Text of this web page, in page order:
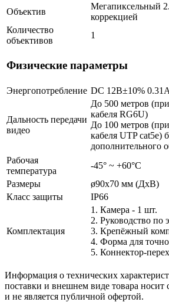
Объектив
Мегапиксельный
коррекцией
Количество
объективов
1
Физические параметры
Энергопотребление DC 12В±10%
Дальность передачи
видео
До 500 метров
кабеля RG6U)
До 100 метров
кабеля UTP cat5e)
дополнительного
Рабочая
температура
-45° ~ +60°С
Размеры
ø90х70 мм (ДхВ)
Класс защиты
IP66
Комплектация
1. Камера - 1 шт.
2. Руководство по
3. Крепёжный
4. Форма для
5. Коннектор-
Информация о технических
поставки и внешнем виде товара носит
и не является публичной офертой.